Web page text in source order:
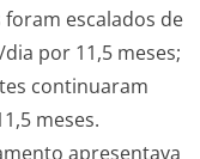
foram escalados de
por 11,5 meses;
continuaram
meses.
apresentava